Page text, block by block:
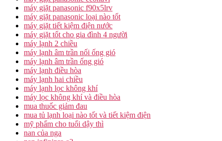
máy giặt panasonic f90x5lrv
máy giặt panasonic loại nào tốt
máy giặt tiết kiệm điện nước
máy giặt tốt cho gia đình 4 người
máy lạnh 2 chiều
máy lạnh âm trần nối ống gió
máy lạnh âm trần ống gió
máy lạnh điều hòa
máy lạnh hai chiều
máy lạnh lọc không khí
máy lọc không khí và điều hòa
mua thuốc giảm đau
mua tủ lạnh loại nào tốt và tiết kiệm điện
mỹ phẩm cho tuổi dậy thì
nan của nga